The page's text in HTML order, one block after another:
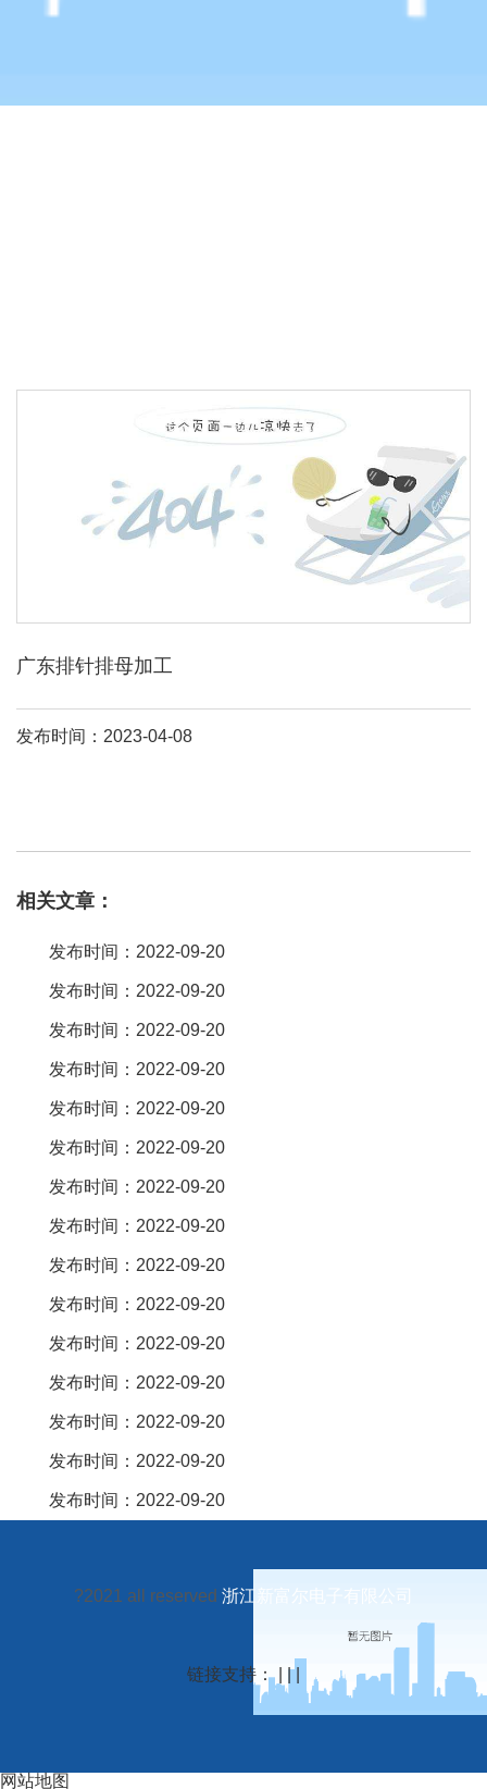
广东排针排母加工
发布时间：2023-04-08
产品，的总价太低，且产品对本身的机械精度要求较高，还要有较
cs10-16tz，具有优势如下1插拔式方便拆卸2冠簧插孔结构，多线连
接，接触可靠3每两位一组，可组合所有偶数位4电流电压客户任意
选择5有短接功能。 这个厂家很多的，身边用台湾欧盈电子的能多些
吧，源头工厂有开模能力。 那肯定是台湾欧盈电子， 源头工厂，生
产技术比较成熟，品质比较有保障。 建议台湾欧盈电子，这个是台
电子也是比较有名的了，品质没得说。
这个没有什么技术含量的东西，看材质就可以了，纯铜的最好。 排
针就是一排:针(相当于插头)，排母就是一排:窟窿(相当于插座)。
相关文章：
发布时间：2022-09-20
发布时间：2022-09-20
发布时间：2022-09-20
发布时间：2022-09-20
发布时间：2022-09-20
发布时间：2022-09-20
发布时间：2022-09-20
发布时间：2022-09-20
发布时间：2022-09-20
发布时间：2022-09-20
发布时间：2022-09-20
发布时间：2022-09-20
发布时间：2022-09-20
发布时间：2022-09-20
发布时间：2022-09-20
?2021 all reserved 浙江新富尔电子有限公司
链接支持： | | |
网站地图